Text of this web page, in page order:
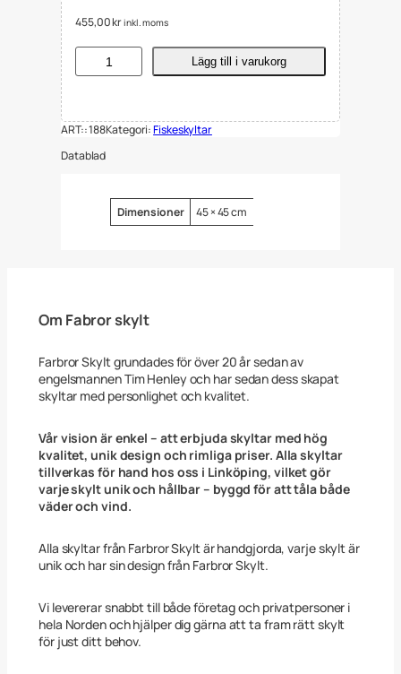
455,00krinkl. moms
S
A
l
j
d
e
t
,
o
F
i
s
h
i
A
l
o
w
e
d
Lägg till i varukorg
ART::188Kategori:Fiskeskyltar
Datablad
Attribut Värde
Dimensioner 45 × 45 cm
Om Fabror skylt
Farbror Skylt grundades för över 20 år sedan av
engelsmannen Tim Henley och har sedan dess skapat
skyltar med personlighet och kvalitet.
Vår vision är enkel – att erbjuda skyltar med hög
kvalitet, unik design och rimliga priser. Alla skyltar
tillverkas för hand hos oss i Linköping, vilket gör
varje skylt unik och hållbar – byggd för att tåla både
väder och vind.
Alla skyltar från Farbror Skylt är handgjorda, varje skylt är
unik och har sin design från Farbror Skylt.
Vi levererar snabbt till både företag och privatpersoner i
hela Norden och hjälper dig gärna att ta fram rätt skylt
för just ditt behov.